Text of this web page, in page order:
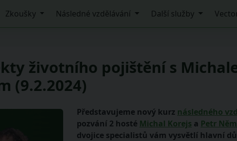
Zkoušky Následné vzdělávání Další služby
životního pojištění s
(9.2.2024)
Představujeme nový kurz následného
pozvání 2 hosté Michal Korejs a Petr
dvojice specialistů vám vysvětlí hlavní